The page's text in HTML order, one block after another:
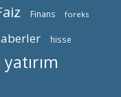
Finans foreks
hisse
yatırım